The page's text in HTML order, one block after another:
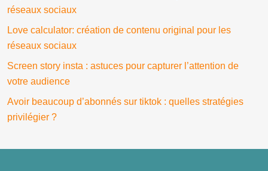
réseaux sociaux
Love calculator: création de contenu original pour les
réseaux sociaux
Screen story insta : astuces pour capturer l’attention de
votre audience
Avoir beaucoup d’abonnés sur tiktok : quelles stratégies
privilégier ?